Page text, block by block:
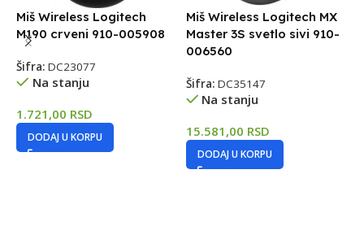
Miš Wireless Logitech
M190 crveni 910-005908
Šifra: DC23077
Na stanju
1.721,00 RSD
DODAJ U KORPU
Miš Wireless Logitech MX
Master 3S svetlo sivi 910-
006560
Šifra: DC35147
Na stanju
15.581,00 RSD
DODAJ U KORPU